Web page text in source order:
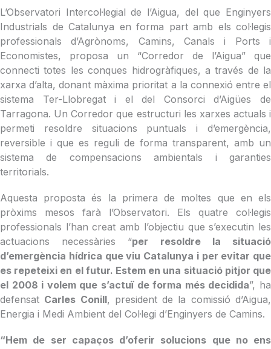
L’Observatori Intercol·legial de l’Aigua, del que Enginyers
Industrials de Catalunya en forma part amb els col·legis
professionals d’Agrònoms, Camins, Canals i Ports i
Economistes, proposa un “Corredor de l’Aigua” que
connecti totes les conques hidrogràfiques, a través de la
xarxa d’alta, donant màxima prioritat a la connexió entre el
sistema Ter-Llobregat i el del Consorci d’Aigües de
Tarragona. Un Corredor que estructuri les xarxes actuals i
permeti resoldre situacions puntuals i d’emergència,
reversible i que es reguli de forma transparent, amb un
sistema de compensacions ambientals i garanties
territorials.
Aquesta proposta és la primera de moltes que en els
pròxims mesos farà l’Observatori. Els quatre col·legis
professionals l’han creat amb l’objectiu que s’executin les
actuacions necessàries “per resoldre la situació
d’emergència hídrica que viu Catalunya i per evitar que
es repeteixi en el futur. Estem en una situació pitjor que
el 2008 i volem que s’actuï de forma més decidida”, ha
defensat Carles Conill, president de la comissió d’Aigua,
Energia i Medi Ambient del Col·legi d’Enginyers de Camins.
“Hem de ser capaços d’oferir solucions que no ens